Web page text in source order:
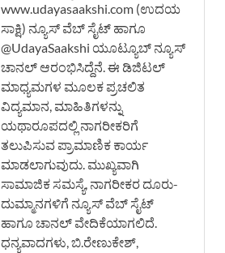
www.udayasaakshi.com (ಉದಯ
ಸಾಕ್ಷಿ) ನ್ಯೂಸ್ ವೆಬ್ ಸೈಟ್ ಹಾಗೂ
@UdayaSaakshi ಯೂಟ್ಯೂಬ್ ನ್ಯೂಸ್
ಚಾನಲ್ ಆರಂಭಿಸಿದ್ದೆನೆ. ಈ ಡಿಜಿಟಲ್
ಮಾಧ್ಯಮಗಳ ಮೂಲಕ ಪ್ರಚಲಿತ
ವಿದ್ಯಮಾನ, ಮಾಹಿತಿಗಳನ್ನು
ಯಥಾರೂಪದಲ್ಲಿ ನಾಗರೀಕರಿಗೆ
ತಲುಪಿಸುವ ಪ್ರಾಮಾಣಿಕ ಕಾರ್ಯ
ಮಾಡಲಾಗುವುದು. ಮುಖ್ಯವಾಗಿ
ಸಾಮಾಜಿಕ ಸಮಸ್ಯೆ, ನಾಗರೀಕರ ದೂರು-
ದುಮ್ಮಾನಗಳಿಗೆ ನ್ಯೂಸ್ ವೆಬ್ ಸೈಟ್
ಹಾಗೂ ಚಾನಲ್ ವೇದಿಕೆಯಾಗಲಿದೆ.
ಧನ್ಯವಾದಗಳು, ಬಿ.ರೇಣುಕೇಶ್,